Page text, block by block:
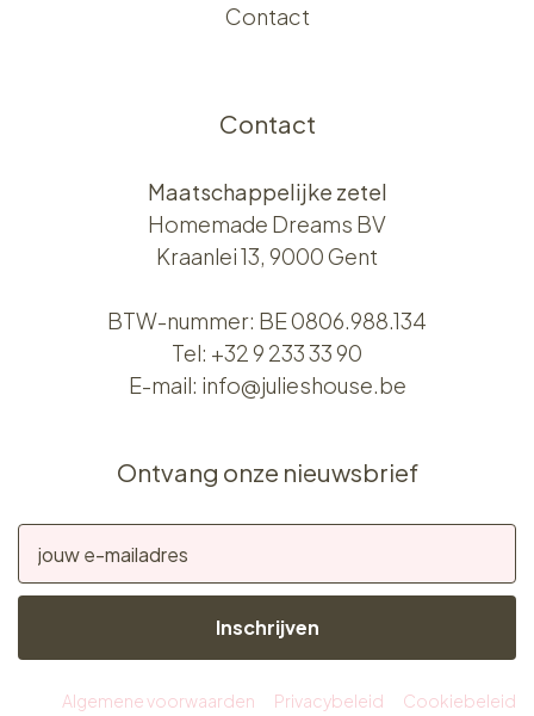
Contact
Contact
Maatschappelijke zetel
Homemade Dreams BV
Kraanlei 13, 9000 Gent
BTW-nummer: BE 0806.988.134
Tel: +32 9 233 33 90
E-mail: info@julieshouse.be
Ontvang onze nieuwsbrief
Inschrijven
Algemene voorwaarden Privacybeleid Cookiebeleid